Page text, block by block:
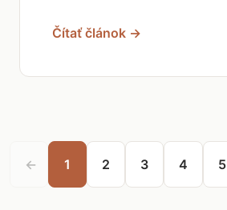
Čítať článok →
← 1 2 3 4 5